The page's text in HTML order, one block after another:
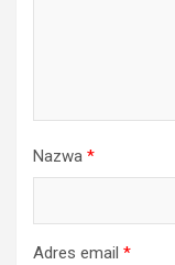
Nazwa *
Adres email *